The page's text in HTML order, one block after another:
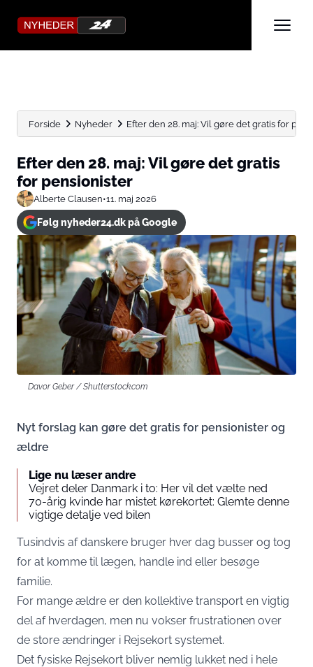
Forside Nyheder Efter den 28. maj: Vil gøre det gratis for
Efter den 28. maj: Vil gøre det gratis
for pensionister
Alberte Clausen•11. maj 2026
Følg nyheder24.dk på Google
Davor Geber / Shutterstock.com
Nyt forslag kan gøre det gratis for pensionister og
ældre
Lige nu læser andre
Vejret deler Danmark i to: Her vil det vælte ned
70-årig kvinde har mistet kørekortet: Glemte denne
vigtige detalje ved bilen
Tusindvis af danskere bruger hver dag busser og tog
for at komme til lægen, handle ind eller besøge
familie.
For mange ældre er den kollektive transport en vigtig
del af hverdagen, men nu vokser frustrationen over
de store ændringer i Rejsekort systemet.
Det fysiske Rejsekort bliver nemlig lukket ned i hele